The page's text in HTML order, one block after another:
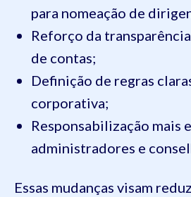
para nomeação de
Reforço da
de contas;
Definição de regras
corporativa;
Responsabilização mais
administradores e
Essas mudanças visam